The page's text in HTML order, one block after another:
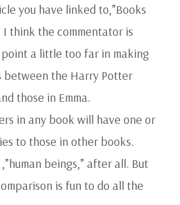
you have linked to,”Books
I think the commentator is
a little too far in making
between the Harry Potter
those in Emma.
in any book will have one or
to those in other books.
beings,” after all. But
is fun to do all the